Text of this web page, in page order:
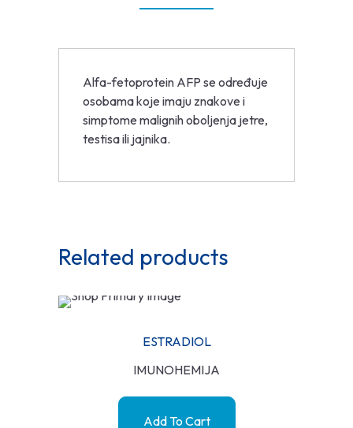
Alfa-fetoprotein AFP se određuje
osobama koje imaju znakove i
simptome malignih oboljenja jetre,
testisa ili jajnika.
Related products
ESTRADIOL
IMUNOHEMIJA
Add To Cart